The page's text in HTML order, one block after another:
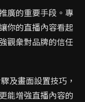
廣的重要手段。專
你的直播內容看起
觀衆對品牌的信任
及畫面設置技巧，
能增強直播內容的